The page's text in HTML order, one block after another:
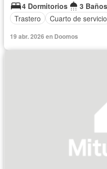
4 Dormitorios
3 Baños
Trastero
Cuarto de servicio
19 abr. 2026 en Doomos